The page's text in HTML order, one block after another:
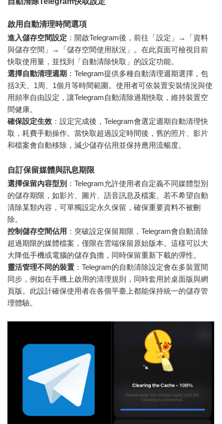
啟用自動清理時間選項
進入儲存空間設定 ：開啟Telegram後，前往「設定」→「資料
與儲存空間」→「儲存空間使用狀況」。在此頁面可檢視目前
快取使用量，並找到「自動清除快取」的設定功能。
選擇自動清理週期 ：Telegram提供多種自動清理週期選擇，包
括3天、1周、1個月等時間範圍。使用者可依裝置安裝情況與使
用頻率自由設定，讓Telegram自動清除過期快取，維持裝置空
間健康。
確保設定生效 ：設定完成後，Telegram會選定週期自動清理快
取，耗費手動操作。當快取超過設定時間後，舊的照片、影片
和檔案會自動移除，減少儲存佔用並保持應用流暢度。
自訂保留媒體與訊息期限
選擇保留內容型別 ：Telegram允許使用者自定義不同媒體型別
的儲存期限，如影片、圖片、語音訊息及檔案。若不希望自動
清除某類內容，可單獨設定永久保留，確保重要資料不被刪
除。
控制儲存空間佔用 ：突破設定保留期限，Telegram會自動清除
超過期限的媒體檔案，僅限在雲端保留原始版本。這樣可以大
大降低手機或電腦的儲存負擔，同時保留重新下載的彈性。
靈活管理不同的裝置 ：Telegram的自動清除設定會在多裝置間
同步，例如在手機上啟用的清理規則，同時套用於桌面版與網
頁版。此設計確保使用者在各個平臺上都能保持統一的儲存管
理體驗。